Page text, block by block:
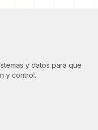
y datos para que
y control.